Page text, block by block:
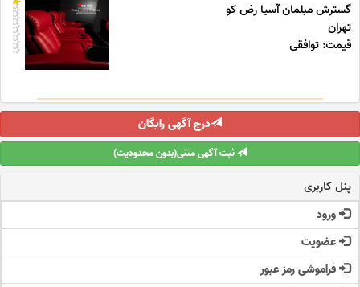
گسترش مبلمان آسیا رض کو
تهران
قیمت: توافقی
درج آگهی رایگان
ثبت آگهی متنی(بدون محدودیت)
پنل کاربری
ورود
عضویت
فراموشی رمز عبور